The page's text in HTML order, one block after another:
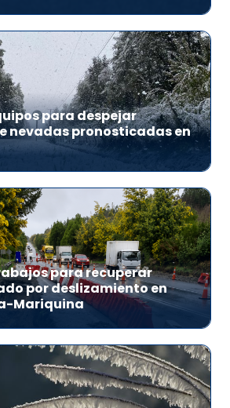
para despejar
nevadas pronosticadas en
para recuperar
por deslizamiento en
Mariquina